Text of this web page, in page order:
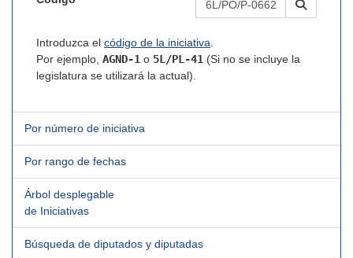
Introduzca el código de la iniciativa.
Por ejemplo, AGND-1 o 5L/PL-41 (Si no se incluye la
legislatura se utilizará la actual).
Por número de iniciativa
Por rango de fechas
Árbol desplegable
de Iniciativas
Búsqueda de diputados y diputadas